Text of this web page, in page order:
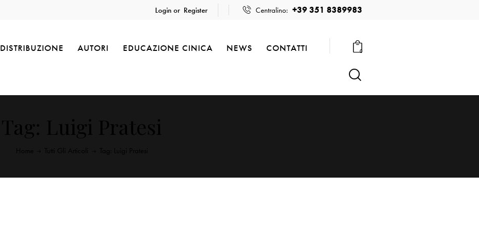
Login or Register Centralino: +39 351 8389983
DISTRIBUZIONE AUTORI EDUCAZIONE CINICA NEWS CONTATTI 0